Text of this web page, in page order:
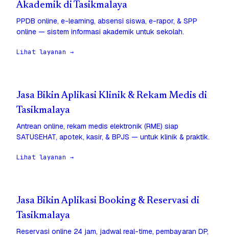
Akademik di Tasikmalaya
PPDB online, e-learning, absensi siswa, e-rapor, & SPP
online — sistem informasi akademik untuk sekolah.
Lihat layanan →
Jasa Bikin Aplikasi Klinik & Rekam Medis di
Tasikmalaya
Antrean online, rekam medis elektronik (RME) siap
SATUSEHAT, apotek, kasir, & BPJS — untuk klinik & praktik.
Lihat layanan →
Jasa Bikin Aplikasi Booking & Reservasi di
Tasikmalaya
Reservasi online 24 jam, jadwal real-time, pembayaran DP,